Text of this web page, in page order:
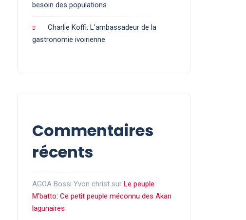
besoin des populations
Charlie Koffi: L’ambassadeur de la
gastronomie ivoirienne
Commentaires
récents
AGOA Bossi Yvon christ sur Le peuple
M’batto: Ce petit peuple méconnu des Akan
lagunaires